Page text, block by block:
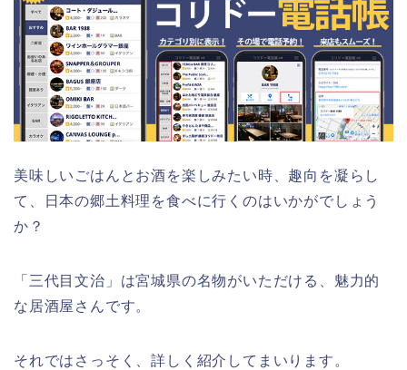
美味しいごはんとお酒を楽しみたい時、趣向を凝らし
て、日本の郷土料理を食べに行くのはいかがでしょう
か？
「三代目文治」は宮城県の名物がいただける、魅力的
な居酒屋さんです。
それではさっそく、詳しく紹介してまいります。